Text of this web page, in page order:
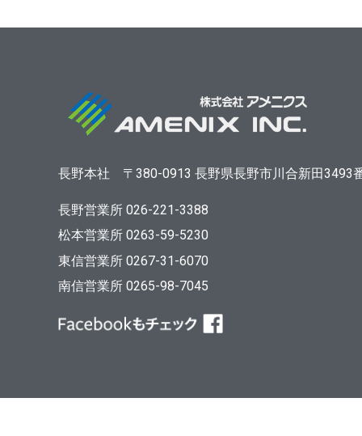
長野本社 〒380-0913 長野県長野市川合新田3493
長野営業所 026-221-3388
松本営業所 0263-59-5230
東信営業所 0267-31-6070
南信営業所 0265-98-7045